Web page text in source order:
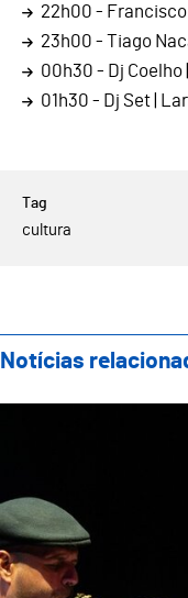
22h00 - Francisco
23h00 - Tiago
00h30 - Dj Coelho
01h30 - Dj Set |
cultura
Notícias